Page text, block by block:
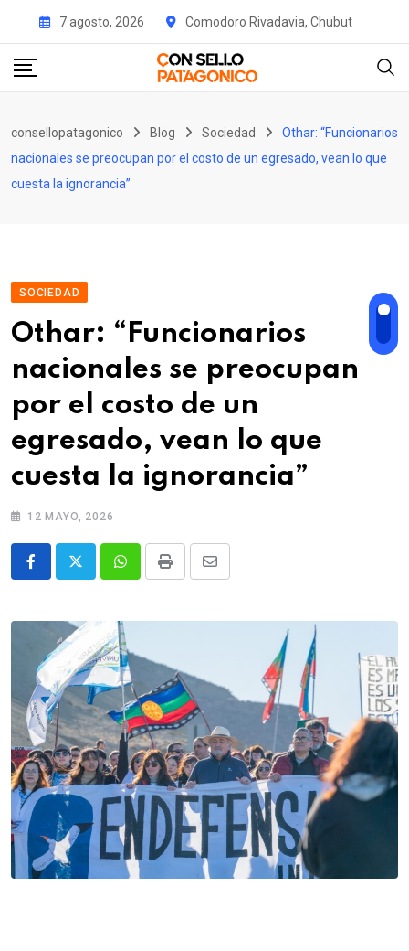
content
7 agosto, 2026 Comodoro Rivadavia, Chubut
consellopatagonico Blog Sociedad
Othar: “Funcionarios
nacionales se preocupan por el costo de un egresado, vean lo que
cuesta la ignorancia”
SOCIEDAD
Othar: “Funcionarios
nacionales se preocupan
por el costo de un
egresado, vean lo que
cuesta la ignorancia”
12 MAYO, 2026
WhatsappPrint
Share
Email